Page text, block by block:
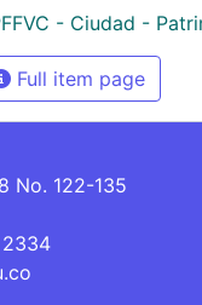
- Ciudad -
Full item page
No. 122-135